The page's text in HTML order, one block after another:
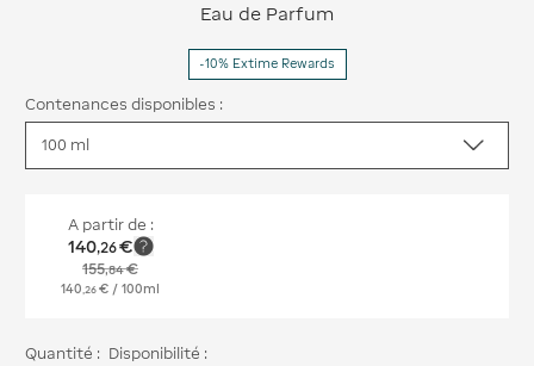
Eau de Parfum
-10% Extime Rewards
Contenances disponibles :
A partir de :
140,26€
155,84€
140 26 € / 100ml
Quantité : Disponibilité :